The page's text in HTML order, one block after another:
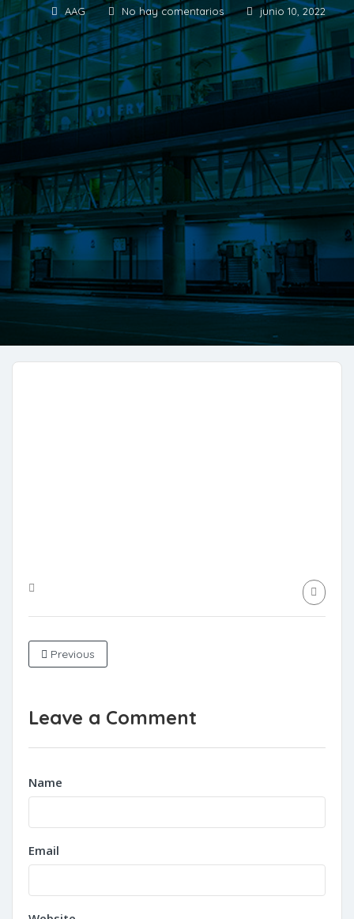
AAG No hay comentarios junio 10, 2022
Previous
Leave a Comment
Name
Email